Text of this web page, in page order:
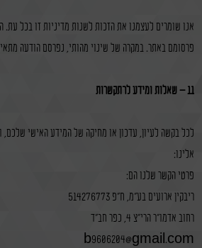
אנו שומרים לעצמנו את הזכות לשנות מדיניות זו בכל עת.
פרסומם באתר. במקרה של שינוי מהותי, נפרסם הודעה
11 – שאלות ומידע להתקשרות
לכל בקשה לעיון, עדכון או מחיקה של המידע האישי שלכם,
אלינו:
פרטי הקשר שלנו הם:
ריבקין ארועים בע"מ, ח"פ 514276773
רחוב אדמו"ר הרי"צ 4, כפר חב"ד
b9606204@gmail.com